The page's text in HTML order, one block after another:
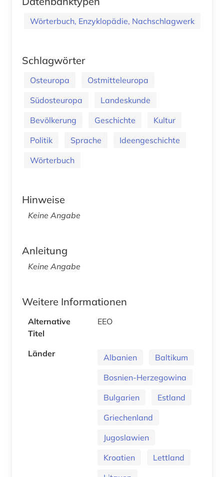
Wörterbuch, Enzyklopädie, Nachschlagwerk
Schlagwörter
Osteuropa
Ostmitteleuropa
Südosteuropa
Landeskunde
Bevölkerung
Geschichte
Kultur
Politik
Sprache
Ideengeschichte
Wörterbuch
Hinweise
Keine Angabe
Anleitung
Keine Angabe
Weitere Informationen
Alternative
Titel
EEO
Länder Albanien
Baltikum
Bosnien-Herzegowina
Bulgarien
Estland
Griechenland
Jugoslawien
Kroatien
Lettland